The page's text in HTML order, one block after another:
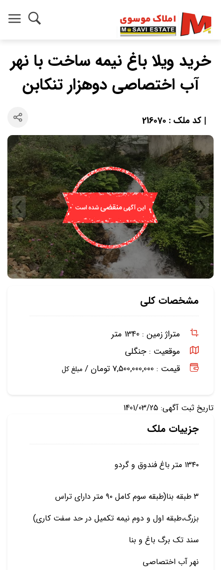
خرید ویلا باغ نیمه ساخت با نهر
آب اختصاصی دوهزار تنکابن
| کد ملک : 216070
مشخصات کلی
متراژ زمین : 1340 متر
موقعیت : جنگلی
قیمت : 7,500,000,000 تومان /
مبلغ کل
تاریخ ثبت آگهی: 1401/03/25
جزییات ملک
١٣٤٠ متر باغ فندوق و گردو
٣ طبقه بنا(طبقه سوم كامل ٩٠ متر داراي تراس
بزرگ،طبقه اول و دوم نيمه تكميل در حد سفت كاري)
سند تك برگ باغ و بنا
نهر آب اختصاصي